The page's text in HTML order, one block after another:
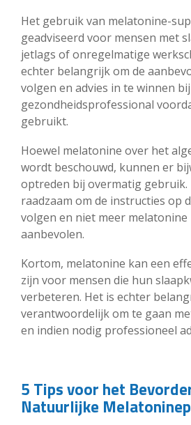
Het gebruik van melatonine-
geadviseerd voor mensen met
jetlags of onregelmatige
echter belangrijk om de
volgen en advies in te winnen
gezondheidsprofessional
gebruikt.
Hoewel melatonine over het
wordt beschouwd, kunnen er
optreden bij overmatig gebruik.
raadzaam om de instructies op
volgen en niet meer melatonine
aanbevolen.
Kortom, melatonine kan een
zijn voor mensen die hun
verbeteren. Het is echter
verantwoordelijk om te gaan
en indien nodig professioneel
5 Tips voor het
Natuurlijke